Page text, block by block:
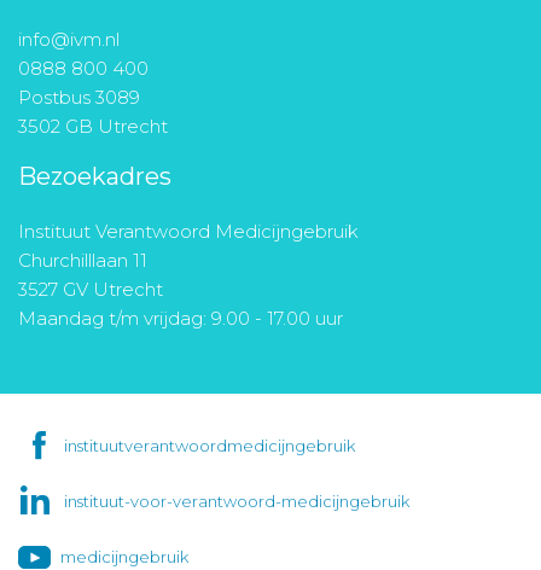
info@ivm.nl
0888 800 400
Postbus 3089
3502 GB Utrecht
Bezoekadres
Instituut Verantwoord Medicijngebruik
Churchilllaan 11
3527 GV Utrecht
Maandag t/m vrijdag: 9.00 - 17.00 uur
instituutverantwoordmedicijngebruik
instituut-voor-verantwoord-medicijngebruik
medicijngebruik